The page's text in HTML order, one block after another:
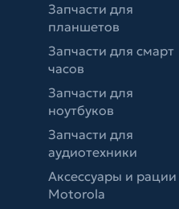
Запчасти для
планшетов
Запчасти для смарт
часов
Запчасти для
ноутбуков
Запчасти для
аудиотехники
Аксессуары и рации
Motorola